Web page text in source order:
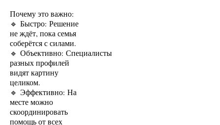
Почему это важно:
🔹 Быстро: Решение
не ждёт, пока семья
соберётся с силами.
🔹 Объективно: Специалисты
разных профилей
видят картину
целиком.
🔹 Эффективно: На
месте можно
скоординировать
помощь от всех